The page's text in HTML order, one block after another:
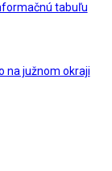
tabuľu
na južnom okraji